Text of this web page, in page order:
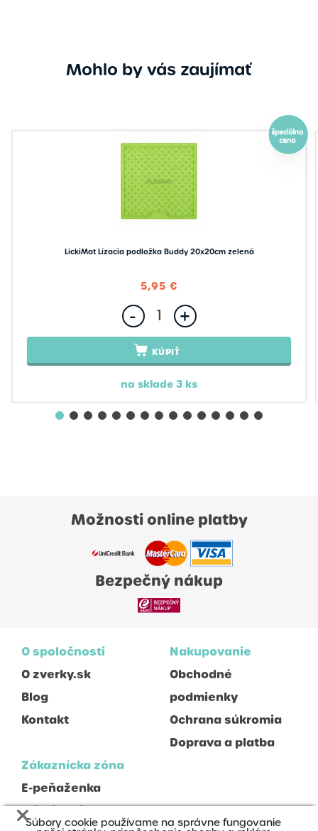
Mohlo by vás zaujímať
LickiMat Lízacia podložka Buddy 20x20cm zelená
5,95 €
- +
KÚPIŤ
na sklade 3 ks
Možnosti online platby
Bezpečný nákup
O spoločnosti
O zverky.sk
Blog
Kontakt
Nakupovanie
Obchodné
podmienky
Ochrana súkromia
Doprava a platba
Zákaznícka zóna
E-peňaženka
Prihlásenie
Súbory cookie používame na správne fungovanie